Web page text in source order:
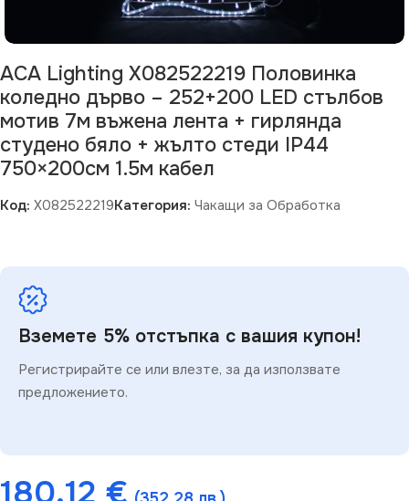
ACA Lighting X082522219 Половинка
коледно дърво – 252+200 LED стълбов
мотив 7м въжена лента + гирлянда
студено бяло + жълто стеди IP44
750×200см 1.5м кабел
Код: X082522219Категория: Чакащи за Обработка
Вземете 5% отстъпка с вашия купон!
Регистрирайте се или влезте, за да използвате
предложението.